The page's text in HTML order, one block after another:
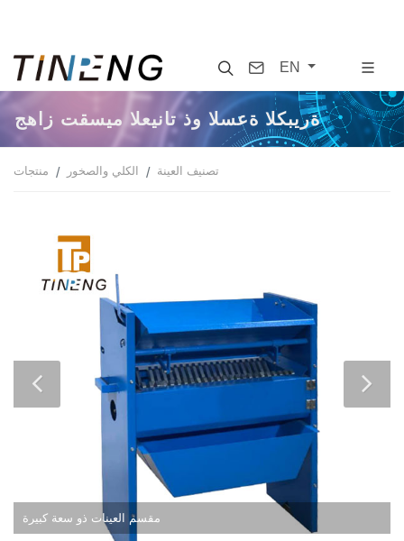
SearchContact
EN
جهاز تقسيم العينات ذو السعة الكبيرة
منتجات الكلي والصخور تصنيف العينة
مقسم العينات ذو سعة كبيرة